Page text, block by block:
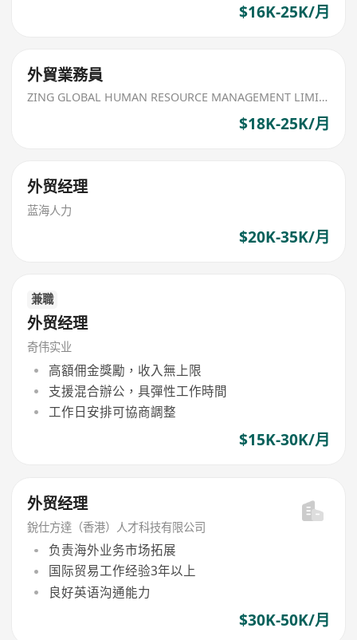
$16K-25K/月
外貿業務員
ZING GLOBAL HUMAN RESOURCE MANAGEMENT LIMITED
$18K-25K/月
外贸经理
蓝海人力
$20K-35K/月
兼職
外贸经理
奇伟实业
高額佣金獎勵，收入無上限
支援混合辦公，具彈性工作時間
工作日安排可協商調整
$15K-30K/月
外贸经理
銳仕方達（香港）人才科技有限公司
负责海外业务市场拓展
国际贸易工作经验3年以上
良好英语沟通能力
$30K-50K/月